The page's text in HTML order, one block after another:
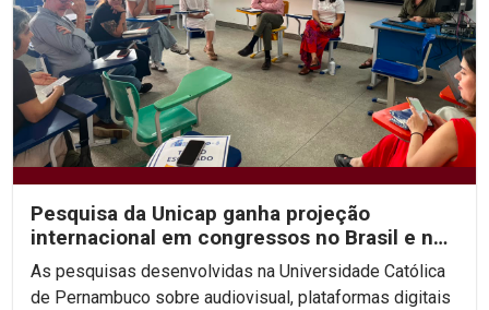
Pesquisa da Unicap ganha projeção
internacional em congressos no Brasil e no
México
As pesquisas desenvolvidas na Universidade Católica
de Pernambuco sobre audiovisual, plataformas digitais